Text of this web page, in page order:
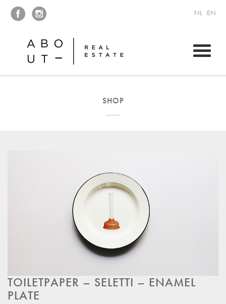
NL EN
SHOP
TOILETPAPER – SELETTI – ENAMEL
PLATE